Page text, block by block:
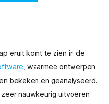
eruit komt te zien in de
, waarmee ontwerpen
bekeken en geanalyseerd.
nauwkeurig uitvoeren